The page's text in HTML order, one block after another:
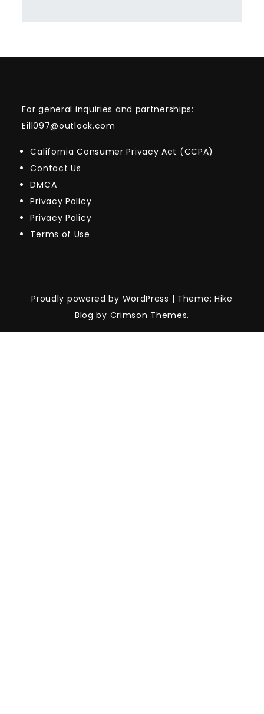
For general inquiries and partnerships:
Eill097@outlook.com
California Consumer Privacy Act (CCPA)
Contact Us
DMCA
Privacy Policy
Privacy Policy
Terms of Use
Proudly powered by WordPress | Theme: Hike
Blog by Crimson Themes.